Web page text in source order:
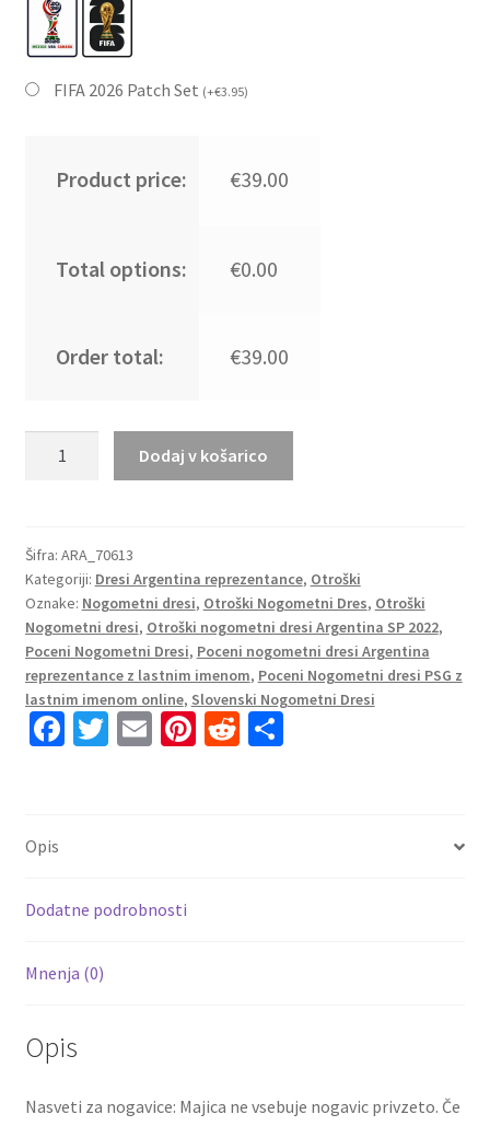
FIFA 2026 Patch Set (+€3.95)
Product price: €39.00
Total options: €0.00
Order total: €39.00
Gostujoči
SP
2022
Kratek
Rokav
+
Kratke
hlače
Dodaj v košarico
Šifra: ARA_70613
Kategoriji: Dresi Argentina reprezentance, Otroški
Oznake: Nogometni dresi, Otroški Nogometni Dres, Otroški
Nogometni dresi, Otroški nogometni dresi Argentina SP 2022,
Poceni Nogometni Dresi, Poceni nogometni dresi Argentina
reprezentance z lastnim imenom, Poceni Nogometni dresi PSG z
lastnim imenom online, Slovenski Nogometni Dresi
Fa
k
T E Pi R S
Opis
Dodatne podrobnosti
Mnenja (0)
Opis
Nasveti za nogavice: Majica ne vsebuje nogavic privzeto. Če